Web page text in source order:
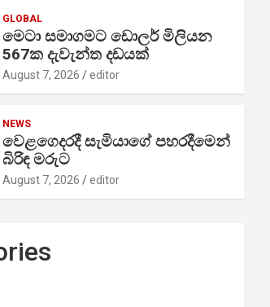
GLOBAL
මෙටා සමාගමට ඩොලර් මිලියන
567ක දැවැන්ත දඩයක්
August 7, 2026 editor
NEWS
වෙළගෙදරදී සැමියාගේ පහරදීමෙන්
බිරිඳ මරුට
August 7, 2026 editor